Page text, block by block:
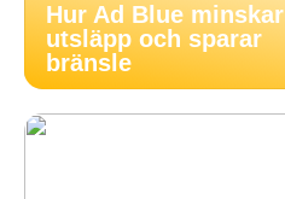
Hur Ad Blue minskar
utsläpp och sparar
bränsle